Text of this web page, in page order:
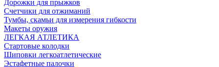
Дорожки для прыжков
Счетчики для отжиманий
Тумбы, скамьи для измерения гибкости
Макеты оружия
ЛЕГКАЯ АТЛЕТИКА
Стартовые колодки
Шиповки легкоатлетические
Эстафетные палочки